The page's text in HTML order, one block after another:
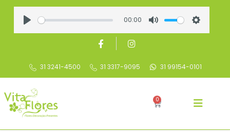
00:00
31 3241-4500 31 3317-9095 31 99154-0101
0